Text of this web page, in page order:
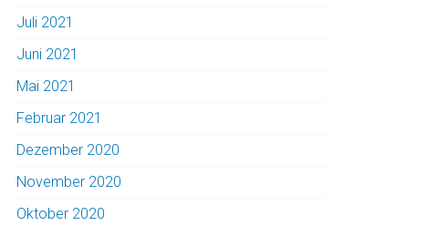
Juli 2021
Juni 2021
Mai 2021
Februar 2021
Dezember 2020
November 2020
Oktober 2020